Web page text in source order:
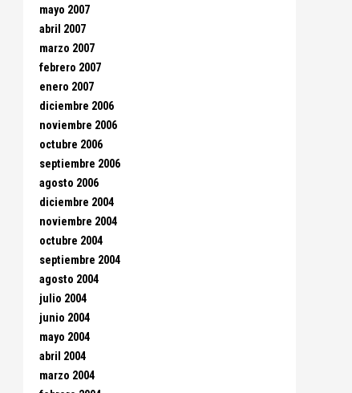
mayo 2007
abril 2007
marzo 2007
febrero 2007
enero 2007
diciembre 2006
noviembre 2006
octubre 2006
septiembre 2006
agosto 2006
diciembre 2004
noviembre 2004
octubre 2004
septiembre 2004
agosto 2004
julio 2004
junio 2004
mayo 2004
abril 2004
marzo 2004